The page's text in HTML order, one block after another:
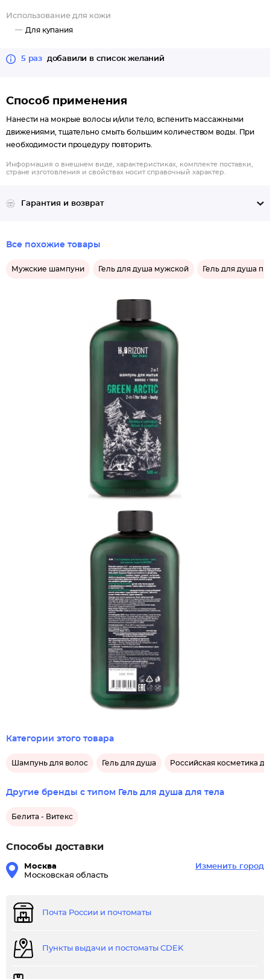
Использование для кожи
Для купания
5 раз добавили в список желаний
Способ применения
Нанести на мокрые волосы и/или тело, вспенить массажными
движениями, тщательно смыть большим количеством воды. При
необходимости процедуру повторить.
Информация о внешнем виде, характеристиках, комплекте поставки,
стране изготовления и свойствах носит справочный характер.
Гарантия и возврат
Все похожие товары
Мужские шампуни Гель для душа мужской Гель для душа
Категории этого товара
Шампунь для волос Гель для душа Российская косметика
Другие бренды с типом Гель для душа для тела
Белита - Витекс
Способы доставки
Москва
Московская область
Изменить город
Почта России и почтоматы
Пункты выдачи и постоматы CDEK